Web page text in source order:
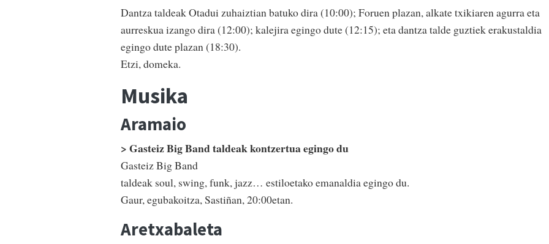
Dantza taldeak Otadui zuhaiztian batuko dira (10:00); Foruen plazan, alkate txikiaren agurra eta
aurreskua izango dira (12:00); kalejira egingo dute (12:15); eta dantza talde guztiek erakustaldia
egingo dute plazan (18:30).
Etzi, domeka.
Musika
Aramaio
> Gasteiz Big Band taldeak kontzertua egingo du
Gasteiz Big Band
taldeak soul, swing, funk, jazz… estiloetako emanaldia egingo du.
Gaur, egubakoitza, Sastiñan, 20:00etan.
Aretxabaleta